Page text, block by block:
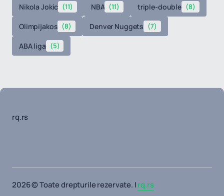
Nikola Jokic (11) NBA (11) triple-double (8)
Olimpijakos (8) Denver Nuggets (7)
ABA liga (5)
rq.rs
2026 © Toate drepturile rezervate. |rq.rs